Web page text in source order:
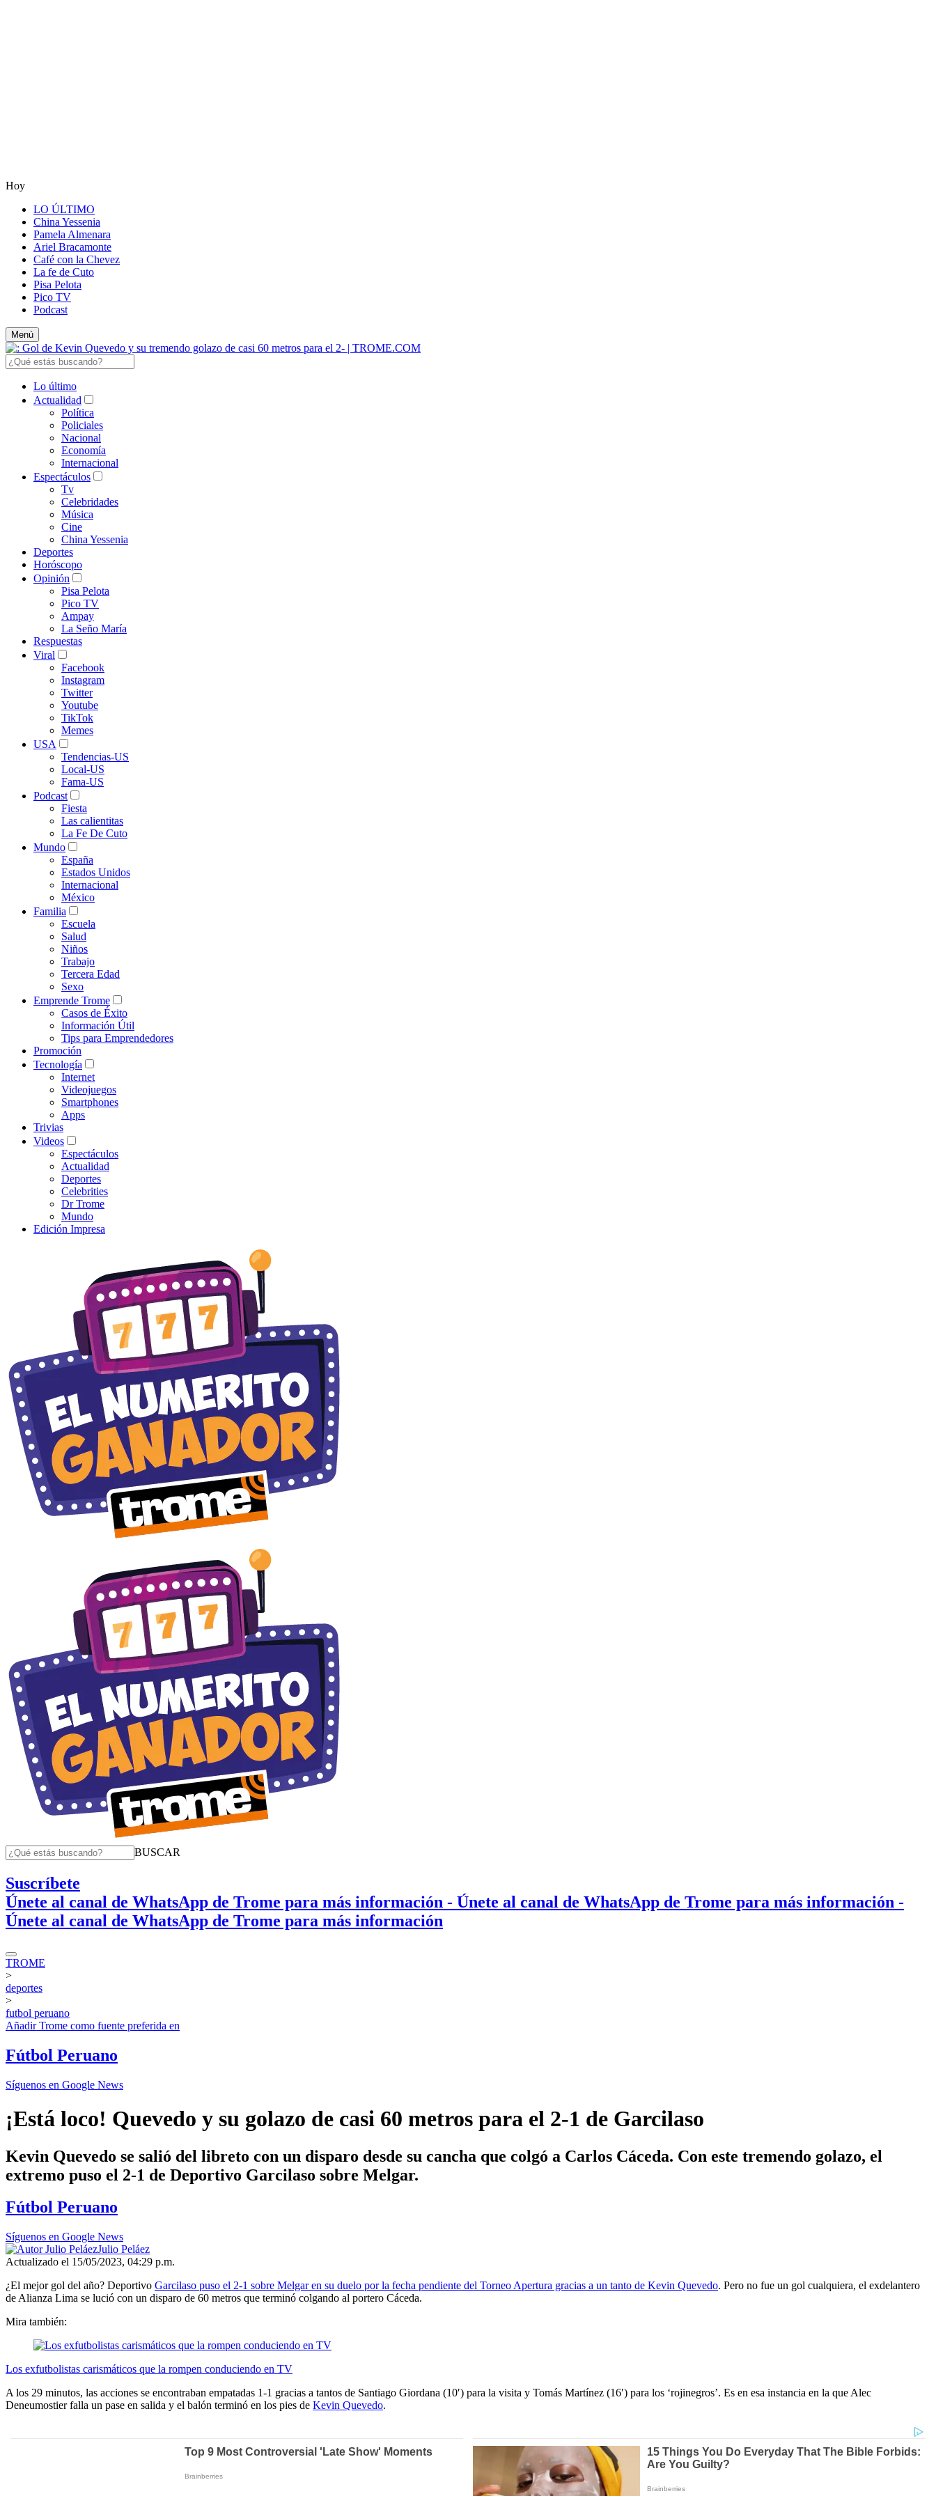
Hoy
LO ÚLTIMO
China Yessenia
Pamela Almenara
Ariel Bracamonte
Café con la Chevez
La fe de Cuto
Pisa Pelota
Pico TV
Podcast
Menú
Lo último
Actualidad
Política
Policiales
Nacional
Economía
Internacional
Espectáculos
Tv
Celebridades
Música
Cine
China Yessenia
Deportes
Horóscopo
Opinión
Pisa Pelota
Pico TV
Ampay
La Seño María
Respuestas
Viral
Facebook
Instagram
Twitter
Youtube
TikTok
Memes
USA
Tendencias-US
Local-US
Fama-US
Podcast
Fiesta
Las calientitas
La Fe De Cuto
Mundo
España
Estados Unidos
Internacional
México
Familia
Escuela
Salud
Niños
Trabajo
Tercera Edad
Sexo
Emprende Trome
Casos de Éxito
Información Útil
Tips para Emprendedores
Promoción
Tecnología
Internet
Videojuegos
Smartphones
Apps
Trivias
Videos
Espectáculos
Actualidad
Deportes
Celebrities
Dr Trome
Mundo
Edición Impresa
BUSCAR
Suscríbete
Únete al canal de WhatsApp de Trome para más información - Únete al canal de WhatsApp de Trome para más información -
Únete al canal de WhatsApp de Trome para más información
TROME
>
deportes
>
futbol peruano
AñadirTrome como fuente preferida en
Fútbol Peruano
Síguenos en Google News
¡Está loco! Quevedo y su golazo de casi 60 metros para el 2-1 de Garcilaso
Kevin Quevedo se salió del libreto con un disparo desde su cancha que colgó a Carlos Cáceda. Con este tremendo golazo, el
extremo puso el 2-1 de Deportivo Garcilaso sobre Melgar.
Fútbol Peruano
Síguenos en Google News
Julio Peláez
Actualizado el 15/05/2023, 04:29 p.m.
¿El mejor gol del año? Deportivo Garcilaso puso el 2-1 sobre Melgar en su duelo por la fecha pendiente del Torneo Apertura gracias a un tanto de Kevin Quevedo. Pero no fue un gol cualquiera, el exdelantero
de Alianza Lima se lució con un disparo de 60 metros que terminó colgando al portero Cáceda.
Mira también:
Los exfutbolistas carismáticos que la rompen conduciendo en TV
A los 29 minutos, las acciones se encontraban empatadas 1-1 gracias a tantos de Santiago Giordana (10′) para la visita y Tomás Martínez (16′) para los ‘rojinegros’. Es en esa instancia en la que Alec
Deneumostier falla un pase en salida y el balón terminó en los pies de Kevin Quevedo.